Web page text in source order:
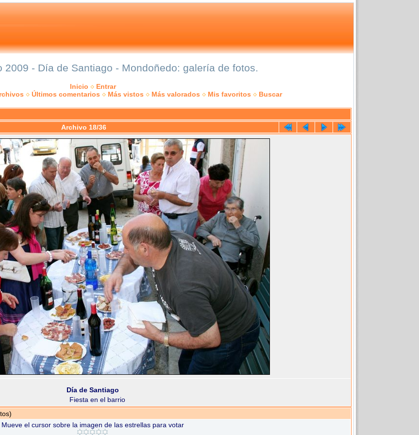
2009 - Día de Santiago - Mondoñedo: galería de fotos.
Inicio
Entrar
Últimos comentarios Más vistos Más valorados Mis favoritos Buscar
Archivo 18/36
Día de Santiago
Fiesta en el barrio
Mueve el cursor sobre la imagen de las estrellas para votar